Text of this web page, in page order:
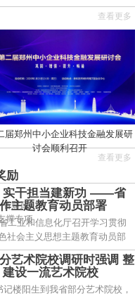
查看更多
届郑州中小企业科技金融发展研
讨会顺利召开
查看更多
励
财政
撑专项
实干担当建新功 ——省
主题教育动员部署
和信息化厅召开学习贯彻
社会主义思想主题教育动员部
艺术院校调研时强调 整
设一流艺术院校
楼阳生到我省部分艺术院校，